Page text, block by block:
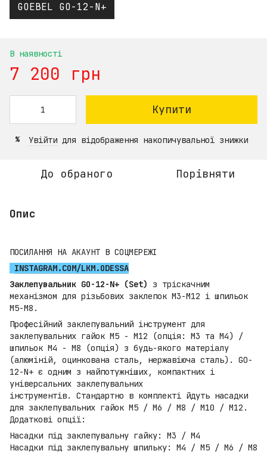
GOEBEL GO-12-N+
В наявності
7 200 грн
Купити
% Увійти для відображення накопичувальної знижки
До обраного Порівняти
Опис
ПОСИЛАННЯ НА АКАУНТ В СОЦМЕРЕЖІ
INSTAGRAM.COM/LKM.ODESSA
Заклепувальник GO-12-N+ (Set)
з тріскачним
механізмом для різьбових заклепок M3-M12 і шпильок
М5-М8.
Професійний заклепувальний інструмент для
заклепувальних гайок М5 - М12 (опція: М3 та М4) /
шпильок М4 - М8 (опція) з будь-якого матеріалу
(алюміній, оцинкована сталь, нержавіюча сталь). GO-
12-N+ є одним з найпотужніших, компактних і
універсальних заклепувальних
інструментів. Стандартно в комплекті йдуть насадки
для заклепувальних гайок М5 / М6 / М8 / М10 / М12.
Додаткові опції:
Насадки під заклепувальну гайку: М3 / М4
Насадки під заклепувальну шпильку: M4 / М5 / М6 / М8